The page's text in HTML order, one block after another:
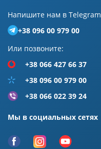
Напишите нам в Telegram
+38 096 00 979 00
Или позвоните:
+38 066 427 66 37
+38 096 00 979 00
+38 066 022 39 24
Мы в социальных сетях